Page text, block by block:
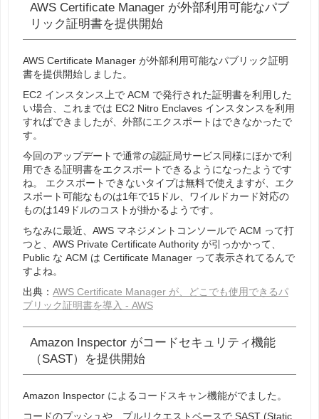
AWS Certificate Manager が外部利用可能なパブ
リック証明書を提供開始
AWS Certificate Manager が外部利用可能なパブリック証明
書を提供開始しました。
EC2 インスタンス上で ACM で発行された証明書を利用した
い場合、これまでは EC2 Nitro Enclaves インスタンスを利用
すればできましたが、外部にエクスポートはできなかったで
す。
今回のアップデートで通常の認証局サービス同様にほかで利
用できる証明書をエクスポートできるようになったようです
ね。 エクスポートできないタイプは無料で使えますが、エク
スポート可能なものは1年で15ドル、ワイルドカード対応の
ものは149ドルのコストが掛かるようです。
ちなみに最近、AWS マネジメントコンソールで ACM って打
つと、AWS Private Certificate Authority が引っかかって、
Public な ACM は Certificate Manager って表示されてるんで
すよね。
出典： AWS Certificate Manager が、どこでも使用できるパ
ブリック証明書を導入 - AWS
Amazon Inspector がコードセキュリティ機能
（SAST）を提供開始
Amazon Inspector によるコードスキャン機能がでました。
コードのプッシュや、プルリクエストベースで SAST (Static